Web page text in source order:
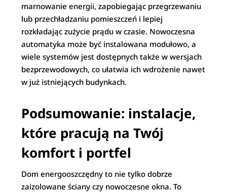
marnowanie energii, zapobiegając przegrzewaniu
lub przechładzaniu pomieszczeń i lepiej
rozkładając zużycie prądu w czasie. Nowoczesna
automatyka może być instalowana modułowo, a
wiele systemów jest dostępnych także w wersjach
bezprzewodowych, co ułatwia ich wdrożenie nawet
w już istniejących budynkach.
Podsumowanie: instalacje,
które pracują na Twój
komfort i portfel
Dom energooszczędny to nie tylko dobrze
zaizolowane ściany czy nowoczesne okna. To